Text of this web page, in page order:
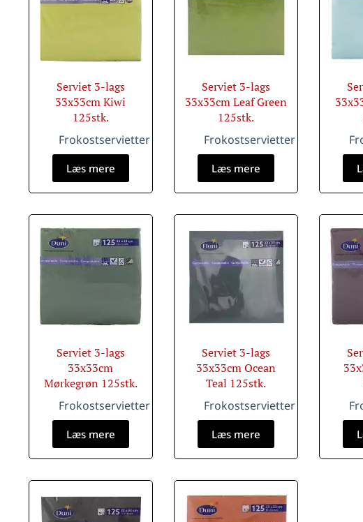
Serviet 3-lags
33x33cm Kiwi
125stk.
Frokostservietter
Læs mere
Serviet 3-lags
33x33cm Leaf Green
125stk.
Frokostservietter
Læs mere
Serviet 3-lags
33x33cm
Mørkegrøn 125stk.
Frokostservietter
Læs mere
Serviet 3-lags
33x33cm Ocean
Teal 125stk.
Frokostservietter
Læs mere